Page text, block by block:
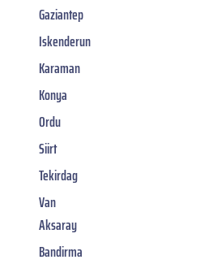
Gaziantep
Iskenderun
Karaman
Konya
Ordu
Siirt
Tekirdag
Van
Aksaray
Bandirma